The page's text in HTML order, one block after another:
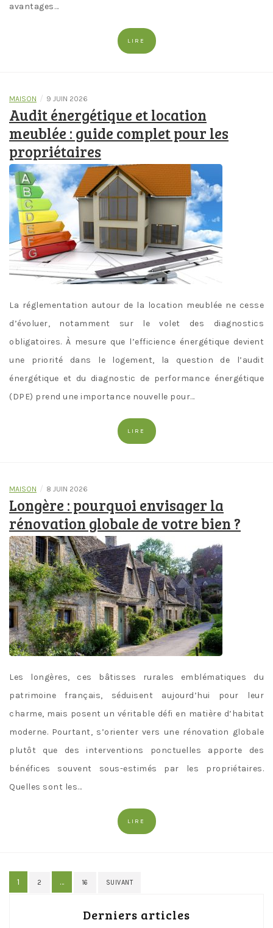
avantages…
LIRE
MAISON / 9 JUIN 2026
Audit énergétique et location
meublée : guide complet pour les
propriétaires
La réglementation autour de la location meublée ne cesse
d’évoluer, notamment sur le volet des diagnostics
obligatoires. À mesure que l’efficience énergétique devient
une priorité dans le logement, la question de l’audit
énergétique et du diagnostic de performance énergétique
(DPE) prend une importance nouvelle pour…
LIRE
MAISON / 8 JUIN 2026
Longère : pourquoi envisager la
rénovation globale de votre bien ?
Les longères, ces bâtisses rurales emblématiques du
patrimoine français, séduisent aujourd’hui pour leur
charme, mais posent un véritable défi en matière d’habitat
moderne. Pourtant, s’orienter vers une rénovation globale
plutôt que des interventions ponctuelles apporte des
bénéfices souvent sous-estimés par les propriétaires.
Quelles sont les…
LIRE
Pagination
publications
1 2 … 16 SUIVANT
Derniers articles